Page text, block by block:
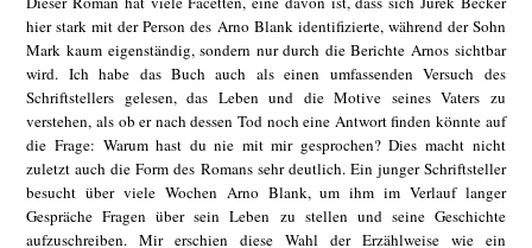
hier stark mit der Person des Arno Blank identifizierte, während der Sohn
Mark kaum eigenständig, sondern nur durch die Berichte Arnos sichtbar
wird. Ich habe das Buch auch als einen umfassenden Versuch des
Schriftstellers gelesen, das Leben und die Motive seines Vaters zu
verstehen, als ob er nach dessen Tod noch eine Antwort finden könnte auf
die Frage: Warum hast du nie mit mir gesprochen? Dies macht nicht
zuletzt auch die Form des Romans sehr deutlich. Ein junger Schriftsteller
besucht über viele Wochen Arno Blank, um ihm im Verlauf langer
Gespräche Fragen über sein Leben zu stellen und seine Geschichte
aufzuschreiben. Mir erschien diese Wahl der Erzählweise wie ein